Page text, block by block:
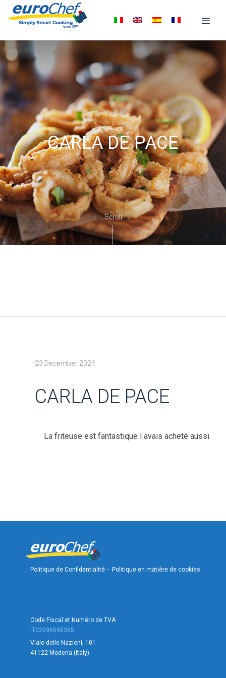
CARLA DE PACE
Scroll
23 December 2024
CARLA DE PACE
La friteuse est fantastique l avais acheté aussi
Politique de Confidentialité – Politique en matière de cookies
Code Fiscal et Numéro de TVA
IT02096590365
Viale delle Nazioni, 101
41122 Modena (Italy)